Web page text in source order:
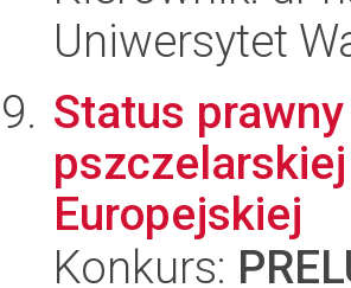
Uniwersytet
Status
Europejskiej
Konkurs: